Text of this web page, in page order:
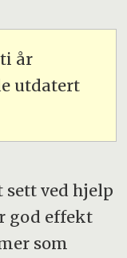
år
utdatert
ved hjelp
god effekt
som